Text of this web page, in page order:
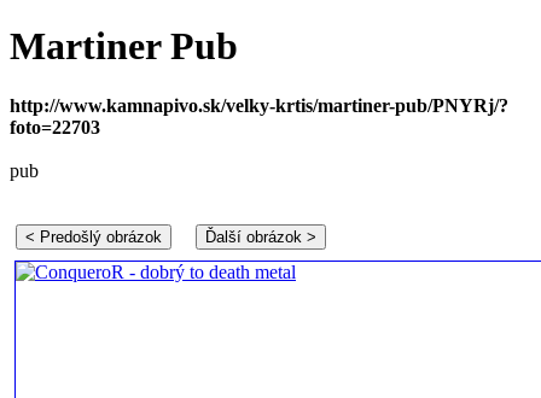
Martiner Pub
http://www.kamnapivo.sk/velky-krtis/martiner-pub/PNYRj/?
foto=22703
pub